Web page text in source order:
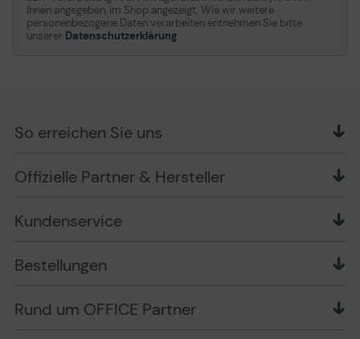
Ihnen angegeben, im Shop angezeigt. Wie wir weitere
personenbezogene Daten verarbeiten entnehmen Sie bitte
unserer Datenschutzerklärung.
Offizielle Partner & Hersteller
Kundenservice
Bewertungsrichtlinien
Wissen mit OP
Bestellungen
Versand im Namen Dritter
Rund um OFFICE Partner
So erreichen Sie uns
Schlesierring 35
Telefon: +49 (0) 2542 / 9558250
Ansprechpartner bei fehlerhafter Ware und Schäden